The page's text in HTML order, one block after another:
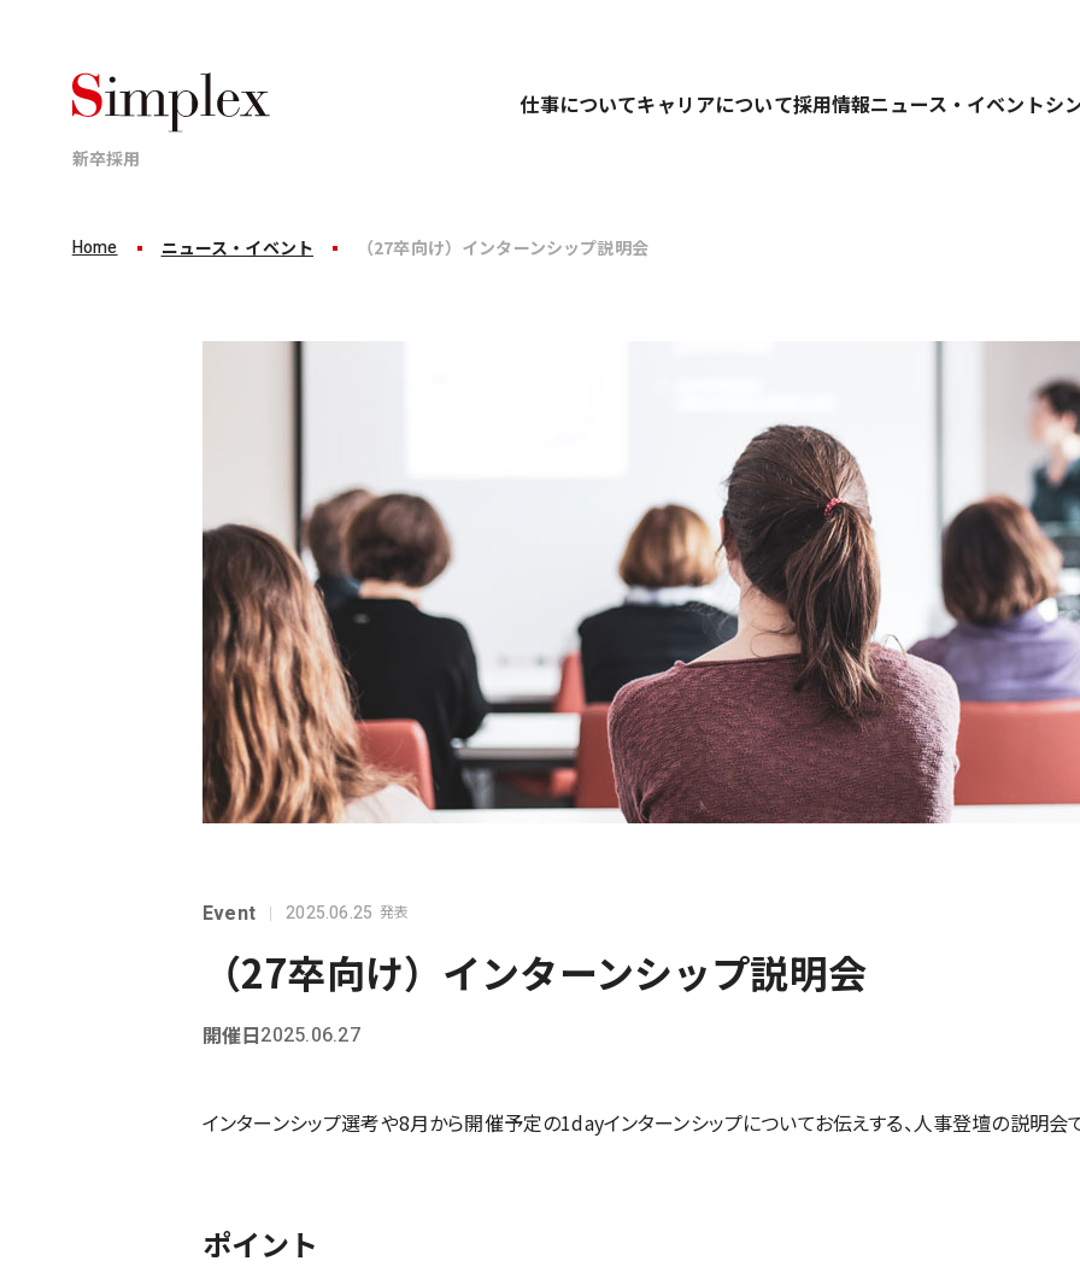
仕事についてキャリアについて採用情報ニュース・イベントシ
新卒採用
Home ニュース・イベント （27卒向け）インターンシップ説明会
Event 2025.06.25 発表
（27卒向け）インターンシップ説明会
開催日2025.06.27
インターンシップ選考や8月から開催予定の1dayインターンシップについてお伝えする、人事登壇の説明会で
ポイント
Business
仕事の進め方
Career
人材育成の考え方
Recruit
選考プロセス